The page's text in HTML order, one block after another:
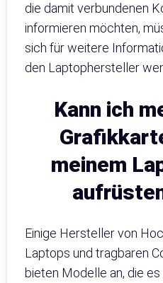
die damit verbundenen
informieren möchten,
sich für weitere
den Laptophersteller
Kann ich
meinem
Einige Hersteller von
Laptops und tragbaren
bieten Modelle an, die es